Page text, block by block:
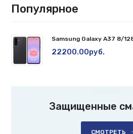
Популярное
Samsung Galaxy A37 8/
22200.00руб.
Защищенные
СМОТРЕТЬ